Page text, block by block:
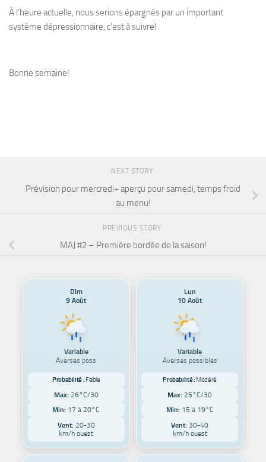
À l’heure actuelle, nous serions épargnés par un important
système dépressionnaire, c’est à suivre!
Bonne semaine!
NEXT STORY
Prévision pour mercredi+ aperçu pour samedi, temps froid
au menu!
PREVIOUS STORY
MAJ #2 – Première bordée de la saison!
Dim
9 Août
Variable
Averses poss
Probabilité : Faible
Max: 26°C/30
Min: 17 à 20°C
Vent:20-30
km/h ouest
Lun
10 Août
Variable
Averses possibles
Probabilité : Modéré
Max: 25°C/30
Min: 15 à 19°C
Vent: 30-40
km/h ouest